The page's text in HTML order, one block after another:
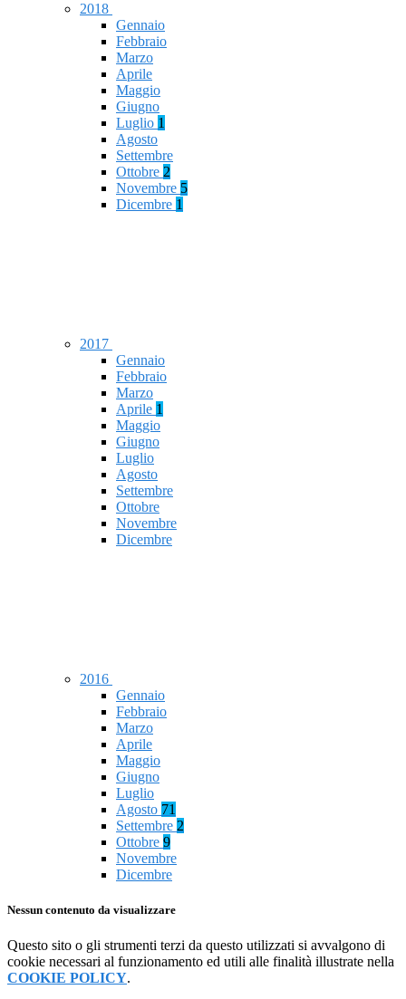
2018
Gennaio
Febbraio
Marzo
Aprile
Maggio
Giugno
Luglio 1
Agosto
Settembre
Ottobre 2
Novembre 5
Dicembre 1
2017
Gennaio
Febbraio
Marzo
Aprile 1
Maggio
Giugno
Luglio
Agosto
Settembre
Ottobre
Novembre
Dicembre
2016
Gennaio
Febbraio
Marzo
Aprile
Maggio
Giugno
Luglio
Agosto 71
Settembre 2
Ottobre 9
Novembre
Dicembre
Nessun contenuto da visualizzare
Questo sito o gli strumenti terzi da questo utilizzati si avvalgono di
cookie necessari al funzionamento ed utili alle finalità illustrate nella
COOKIE POLICY.